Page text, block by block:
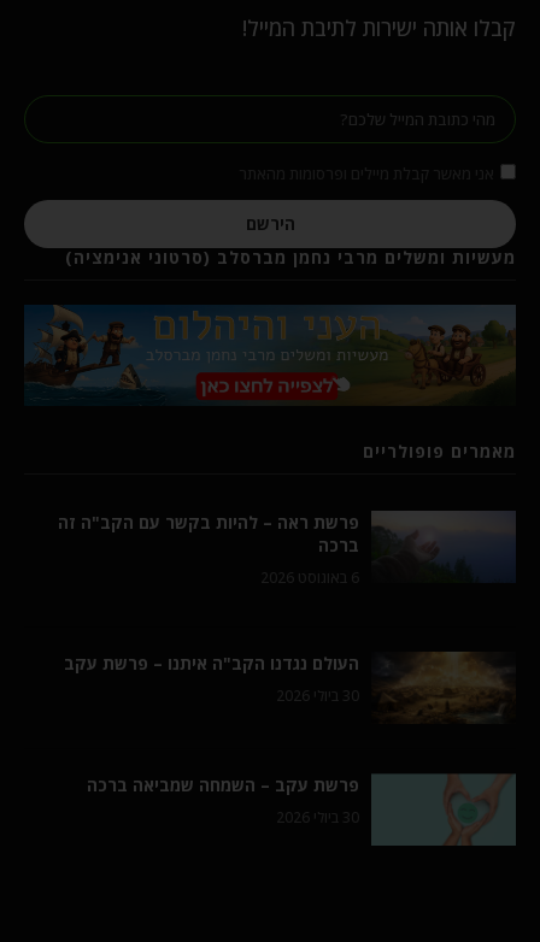
קבלו אותה ישירות לתיבת המייל!
הירשם
מעשיות ומשלים מרבי נחמן מברסלב (סרטוני אנימציה)
מאמרים פופולריים
פרשת ראה – להיות בקשר עם הקב"ה זה
ברכה
6 באוגוסט 2026
העולם נגדנו הקב"ה איתנו – פרשת עקב
30 ביולי 2026
פרשת עקב – השמחה שמביאה ברכה
30 ביולי 2026